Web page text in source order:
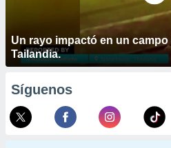
Un rayo impactó en un
Tailandia.
Síguenos